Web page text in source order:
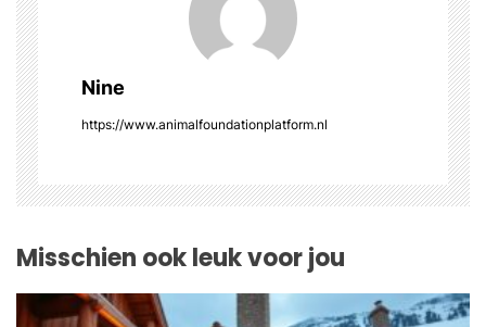
i
g
a
t
i
o
n
Nine
https://www.animalfoundationplatform.nl
Misschien ook leuk voor jou